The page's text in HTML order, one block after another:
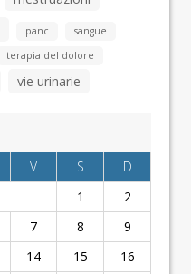
panc
sangue
terapia del dolore
vie urinarie
V S
D
1
2
7 8
9
14 15
16